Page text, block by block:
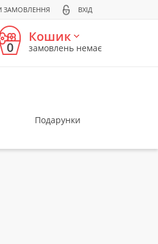
ЗАМОВЛЕННЯ ВХІД
0
Кошик
замовлень немає
Подарунки